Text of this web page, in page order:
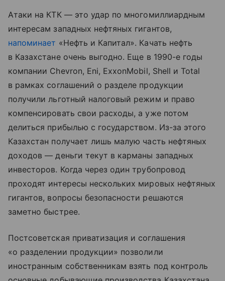
Атаки на КТК — это удар по многомиллиардным
интересам западных нефтяных гигантов,
напоминает «Нефть и Капитал». Качать нефть
в Казахстане очень выгодно. Еще в 1990-е годы
компании Chevron, Eni, ExxonMobil, Shell и Total
в рамках соглашений о разделе продукции
получили льготный налоговый режим и право
компенсировать свои расходы, а уже потом
делиться прибылью с государством. Из-за этого
Казахстан получает лишь малую часть нефтяных
доходов — деньги текут в карманы западных
инвесторов. Когда через один трубопровод
проходят интересы нескольких мировых нефтяных
гигантов, вопросы безопасности решаются
заметно быстрее.
Постсоветская приватизация и соглашения
«о разделении продукции» позволили
иностранным собственникам взять под контроль